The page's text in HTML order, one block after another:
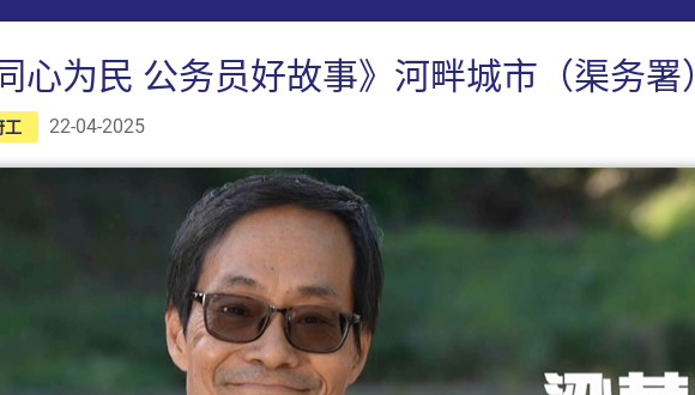
心为民 公务员好故事》河畔城市（渠务署）
工 22-04-2025